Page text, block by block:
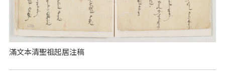
滿文本清聖祖起居注稿